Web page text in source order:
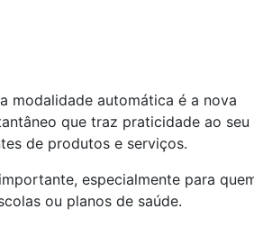
modalidade automática é a nova
que traz praticidade ao seu
de produtos e serviços.
especialmente para
ou planos de saúde.